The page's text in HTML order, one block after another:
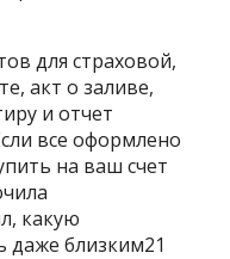
для страховой,
акт о заливе,
и отчет
все оформлено
на ваш счет
какую
даже близким21